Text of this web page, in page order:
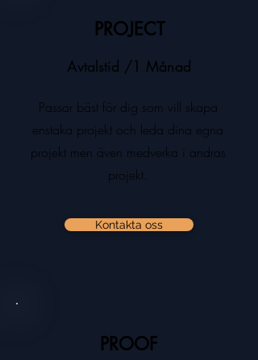
PROJECT
Avtalstid /1 Månad
Passar bäst för dig som vill skapa
enstaka projekt och leda dina egna
projekt men även medverka i andras
projekt.
Kontakta oss
PROOF